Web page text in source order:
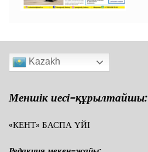
Kazakh
Меншік иесі-құрылтайшы:
«КЕНТ» БАСПА ҮЙІ